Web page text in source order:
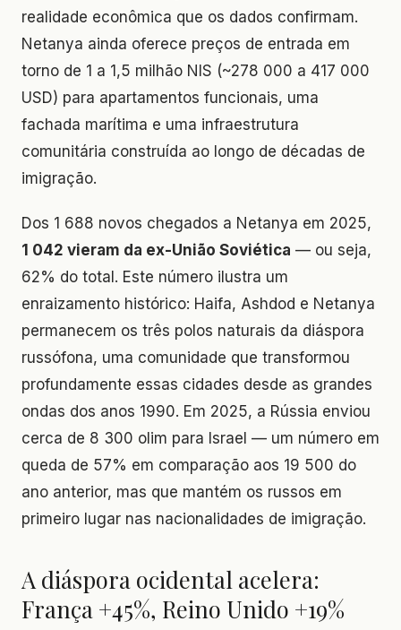
realidade econômica que os dados confirmam.
Netanya ainda oferece preços de entrada em
torno de 1 a 1,5 milhão NIS (~278 000 a 417 000
USD) para apartamentos funcionais, uma
fachada marítima e uma infraestrutura
comunitária construída ao longo de décadas de
imigração.
Dos 1 688 novos chegados a Netanya em 2025,
1 042 vieram da ex-União Soviética — ou seja,
62% do total. Este número ilustra um
enraizamento histórico: Haifa, Ashdod e Netanya
permanecem os três polos naturais da diáspora
russófona, uma comunidade que transformou
profundamente essas cidades desde as grandes
ondas dos anos 1990. Em 2025, a Rússia enviou
cerca de 8 300 olim para Israel — um número em
queda de 57% em comparação aos 19 500 do
ano anterior, mas que mantém os russos em
primeiro lugar nas nacionalidades de imigração.
A diáspora ocidental acelera:
França +45%, Reino Unido +19%